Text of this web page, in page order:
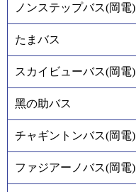
ノンステップバス(岡電)
たまバス
スカイビューバス(岡電)
黑の助バス
チャギントンバス(岡電)
ファジアーノバス(岡電)